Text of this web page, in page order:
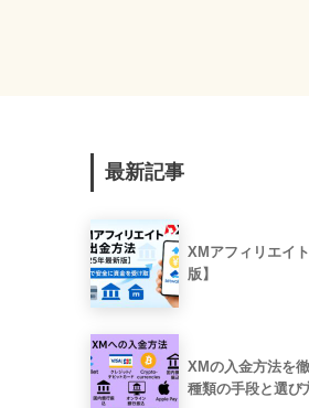
最新記事
XMアフィリエイ
版】
XMの入金方法を
種類の手段と選び